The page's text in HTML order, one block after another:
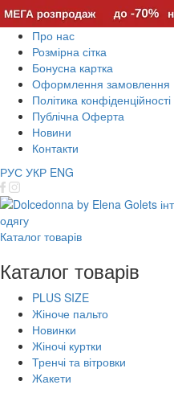
Про нас
Розмірна сітка
Бонусна картка
Оформлення замовлення
Політика конфіденційності
Публічна Оферта
Новини
Контакти
РУС УКР ENG
Каталог товарів
Каталог товарів
PLUS SIZE
Жіноче пальто
Новинки
Жіночі куртки
Тренчі та вітровки
Жакети